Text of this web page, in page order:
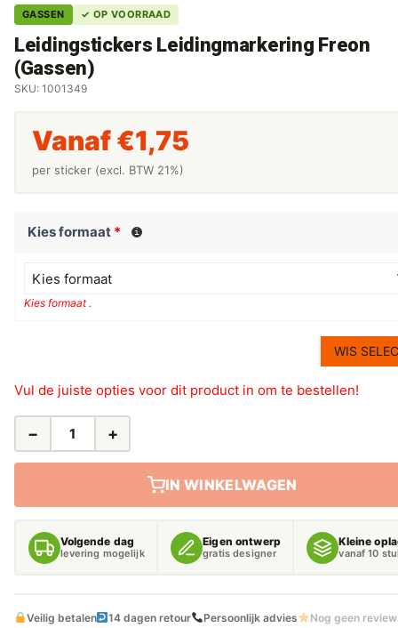
GASSEN ✓ OP VOORRAAD
Leidingstickers Leidingmarkering Freon
(Gassen)
SKU: 1001349
Vanaf €1,75
per sticker (excl. BTW 21%)
Kies formaat *
Kies formaat
Kies formaat .
WIS
Vul de juiste opties voor dit product in om te bestellen!
LEIDINGSTICKERS
− +
IN WINKELWAGEN
Volgende dag
levering mogelijk
Eigen ontwerp
gratis designer
Kleine
vanaf 10
Veilig betalen 14 dagen retour Persoonlijk advies Nog geen